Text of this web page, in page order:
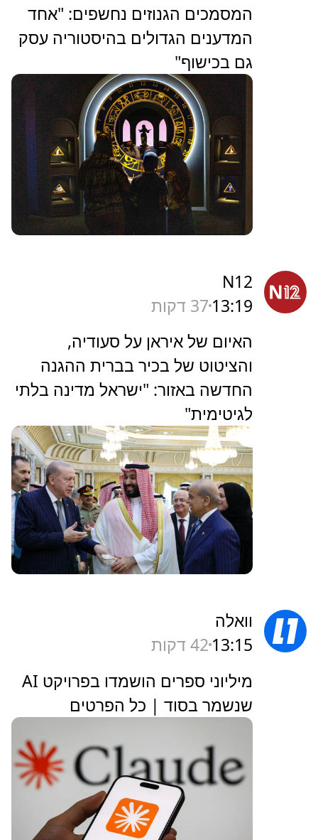
המסמכים הגנוזים נחשפים: "אחד
המדענים הגדולים בהיסטוריה עסק
גם בכישוף"
N12
13:19 37 דקות
האיום של איראן על סעודיה,
והציטוט של בכיר בברית ההגנה
החדשה באזור: "ישראל מדינה בלתי
לגיטימית"
וואלה
13:15 42 דקות
מיליוני ספרים הושמדו בפרויקט AI
שנשמר בסוד | כל הפרטים